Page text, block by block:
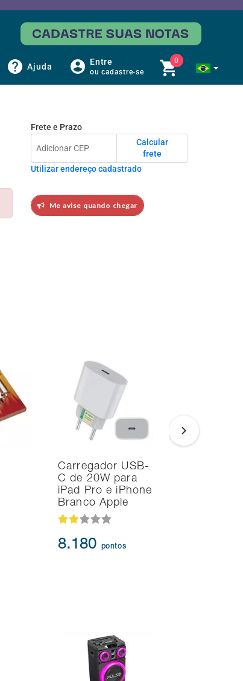
Ajuda Entre
ou cadastre-se
0
Frete e Prazo
Calcular
frete
Utilizar endereço cadastrado
Me avise quando chegar
Carregador USB-
C de 20W para
iPad Pro e iPhone
Branco Apple
8.180 pontos